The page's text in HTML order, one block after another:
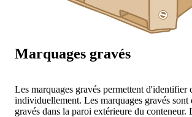
Marquages gravés
Les marquages gravés permettent d'identifier
individuellement. Les marquages gravés sont
gravés dans la paroi extérieure du conteneur.